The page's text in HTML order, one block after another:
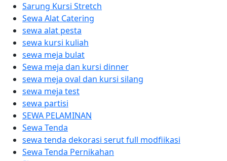
Sarung Kursi Stretch
Sewa Alat Catering
sewa alat pesta
sewa kursi kuliah
sewa meja bulat
Sewa meja dan kursi dinner
sewa meja oval dan kursi silang
sewa meja test
sewa partisi
SEWA PELAMINAN
Sewa Tenda
sewa tenda dekorasi serut full modfiikasi
Sewa Tenda Pernikahan